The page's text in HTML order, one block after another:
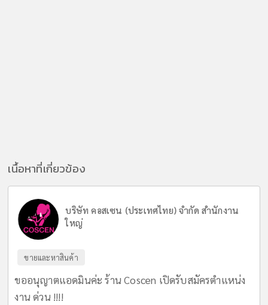
เนื้อหาที่เกี่ยวข้อง
บริษัท คอสเซน (ประเทศไทย) จำกัด สำนักงาน
ใหญ่
ขายและหาสินค้า
ขออนุญาตแอดมินค่ะ ร้าน Coscen เปิดรับสมัครตำแหน่ง
งาน ด่วน !!!!